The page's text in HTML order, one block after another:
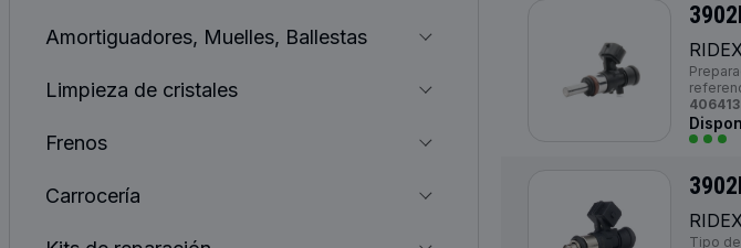
Amortiguadores, Muelles, Ballestas
Limpieza de cristales
Frenos
Carrocería
Tipo